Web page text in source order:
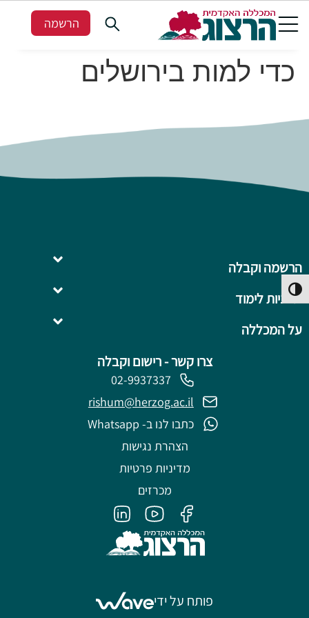
הפעל/כבה ניגודיות גבוהה
הרשמה
כדי למות בירושלים
צרו קשר - רישום וקבלה
02-9937337
rishum@herzog.ac.il
כתבו לנו ב- Whatsapp
הצהרת נגישות
מדיניות פרטיות
מכרזים
על המכללה
תוכניות לימוד
הרשמה וקבלה
פותח על ידי